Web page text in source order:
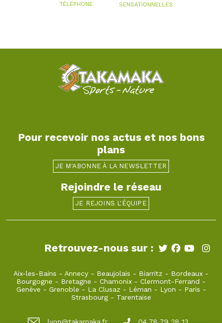
TÉLÉPHONE
SENSATIONNELLES
Pour recevoir nos actus et nos bons
plans
JE M'ABONNE À LA NEWSLETTER
Rejoindre le réseau
JE REJOINS L'ÉQUIPE
Retrouvez-nous sur :
Aix-les-Bains - Annecy - Beaujolais - Biarritz - Bordeaux -
Bourgogne - Bretagne - Chamonix - Clermont-Ferrand -
Genève - Grenoble - La Clusaz - Léman - Lyon - Paris -
Strasbourg- Tarentaise